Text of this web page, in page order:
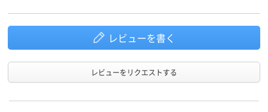
レビューを書く
レビューをリクエストする